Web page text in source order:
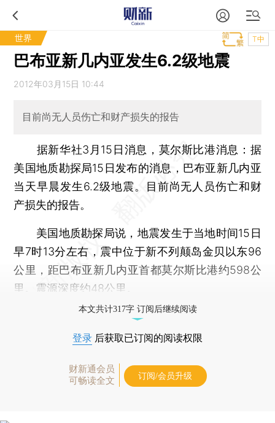
世界 T中
巴布亚新几内亚发生6.2级地震
2012年03月15日 10:44
目前尚无人员伤亡和财产损失的报告
据新华社3月15日消息，莫尔斯比港消息：据
美国地质勘探局15日发布的消息，巴布亚新几内亚
当天早晨发生6.2级地震。目前尚无人员伤亡和财
产损失的报告。
美国地质勘探局说，地震发生于当地时间15日
早7时13分左右，震中位于新不列颠岛金贝以东96
公里，距巴布亚新几内亚首都莫尔斯比港约598公
里。震源深度约48公里。
本文共计317字 订阅后继续阅读
登录 后获取已订阅的阅读权限
财新通会员
可畅读全文
订阅/会员升级